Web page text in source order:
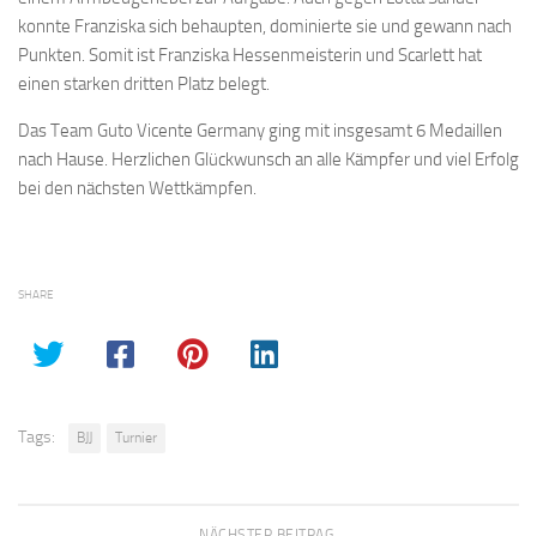
konnte Franziska sich behaupten, dominierte sie und gewann nach
Punkten. Somit ist Franziska Hessenmeisterin und Scarlett hat
einen starken dritten Platz belegt.
Das Team Guto Vicente Germany ging mit insgesamt 6 Medaillen
nach Hause. Herzlichen Glückwunsch an alle Kämpfer und viel Erfolg
bei den nächsten Wettkämpfen.
SHARE
Tags: BJJ Turnier